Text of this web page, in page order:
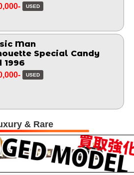
USED
Man
Special Candy
1996
USED
& Rare